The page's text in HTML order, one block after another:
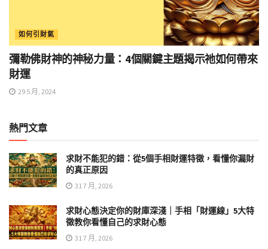
如何引財氣
彌勒佛財神的神秘力量：4個關鍵主題揭示祂如何帶來
財運
29 5 月, 2024
熱門文章
求財不能犯的錯：從5個手相財運特徵，看懂你漏財
的真正原因
31 7 月, 2026
求財心態決定你的財庫深淺｜手相「財運線」5大特
徵教你看懂自己的求財心態
31 7 月, 2026